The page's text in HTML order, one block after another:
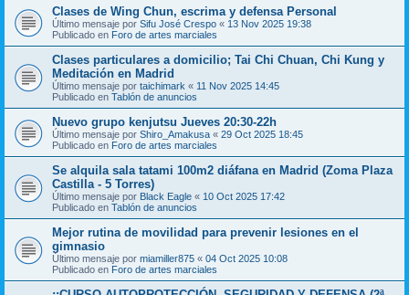
Clases de Wing Chun, escrima y defensa Personal
Último mensaje por Sifu José Crespo « 13 Nov 2025 19:38
Publicado en Foro de artes marciales
Clases particulares a domicilio; Tai Chi Chuan, Chi Kung y
Meditación en Madrid
Último mensaje por taichimark « 11 Nov 2025 14:45
Publicado en Tablón de anuncios
Nuevo grupo kenjutsu Jueves 20:30-22h
Último mensaje por Shiro_Amakusa « 29 Oct 2025 18:45
Publicado en Foro de artes marciales
Se alquila sala tatami 100m2 diáfana en Madrid (Zoma Plaza
Castilla - 5 Torres)
Último mensaje por Black Eagle « 10 Oct 2025 17:42
Publicado en Tablón de anuncios
Mejor rutina de movilidad para prevenir lesiones en el
gimnasio
Último mensaje por miamiller875 « 04 Oct 2025 10:08
Publicado en Foro de artes marciales